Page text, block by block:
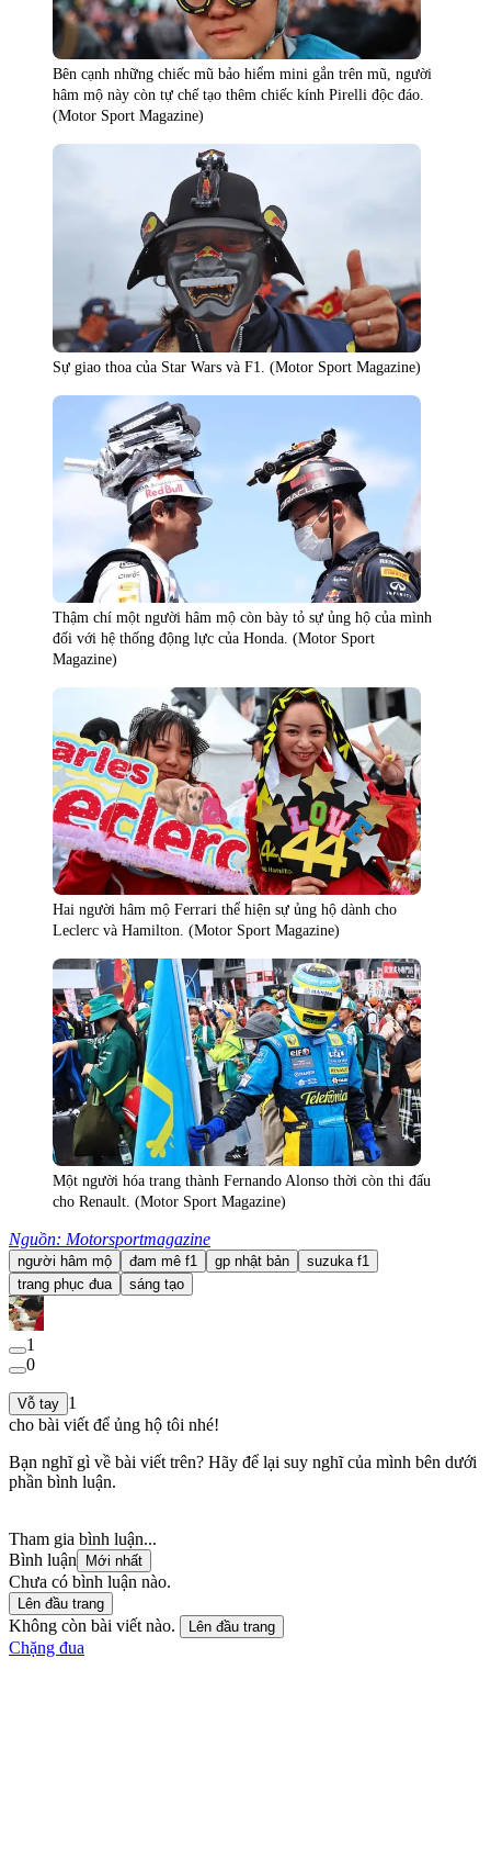
Bên cạnh những chiếc mũ bảo hiểm mini gắn trên mũ, người
hâm mộ này còn tự chế tạo thêm chiếc kính Pirelli độc đáo.
(Motor Sport Magazine)
Sự giao thoa của Star Wars và F1. (Motor Sport Magazine)
Thậm chí một người hâm mộ còn bày tỏ sự ủng hộ của mình
đối với hệ thống động lực của Honda. (Motor Sport
Magazine)
Hai người hâm mộ Ferrari thể hiện sự ủng hộ dành cho
Leclerc và Hamilton. (Motor Sport Magazine)
Một người hóa trang thành Fernando Alonso thời còn thi đấu
cho Renault. (Motor Sport Magazine)
Nguồn: Motorsportmagazine
người hâm mộ đam mê f1 gp nhật bản
suzuka f1
trang phục đua
sáng tạo
1
0
Vỗ tay 1
cho bài viết để ủng hộ tôi nhé!
Bạn nghĩ gì về bài viết trên? Hãy để lại suy nghĩ của mình bên dưới
phần bình luận.
Tham gia bình luận...
Bình luận
Mới nhất
Chưa có bình luận nào.
Lên đầu trang
Không còn bài viết nào. Lên đầu trang
Chặng đua